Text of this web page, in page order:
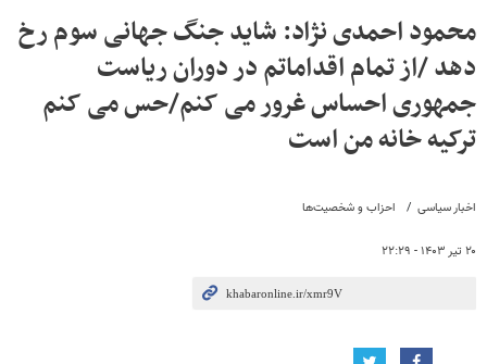
اخبار سیاسی احزاب و شخصیت‌ها
۲۰ تیر ۱۴۰۳ - ۲۲:۲۹
محمود احمدی نژاد: شاید جنگ جهانی سوم رخ
دهد /از تمام اقداماتم در دوران ریاست
جمهوری احساس غرور می کنم/حس می کنم
ترکیه خانه من است